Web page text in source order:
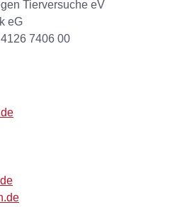
Tierversuche eV
eG
7406 00